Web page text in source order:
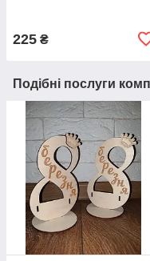
225 ₴
Подібні послуги